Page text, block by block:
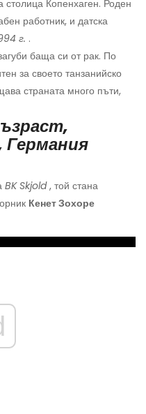
Копенхаген. Роден
работник, и датска
г. .
баща си от рак. По
за своето танзанийско
страната много пъти,
Германия
BK Skjold, той стана
Кенет Зохоре